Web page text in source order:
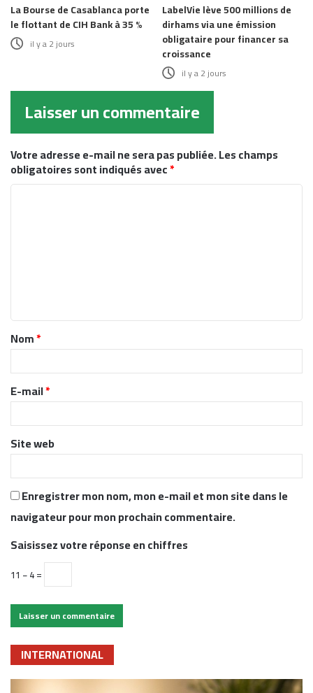
La Bourse de Casablanca porte
le flottant de CIH Bank à 35 %
il y a 2 jours
LabelVie lève 500 millions de
dirhams via une émission
obligataire pour financer sa
croissance
il y a 2 jours
Laisser un commentaire
Votre adresse e-mail ne sera pas publiée.Les champs
obligatoires sont indiqués avec*
t
a
r
e
*
Nom*
E-mail*
Site web
Enregistrer mon nom, mon e-mail et mon site dans le
navigateur pour mon prochain commentaire.
Saisissez votre réponse en chiffres
11 − 4 =
INTERNATIONAL